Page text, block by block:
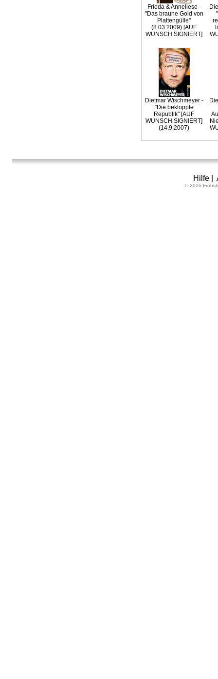
Frieda & Anneliese -
"Das braune Gold von
Plattengülle"
(8.03.2009) [AUF
WUNSCH SIGNIERT]
Dietmar Wischmeyer -
"Die bekloppte
Republik" [AUF
WUNSCH SIGNIERT]
(14.9.2007)
Hilfe|
© 2026